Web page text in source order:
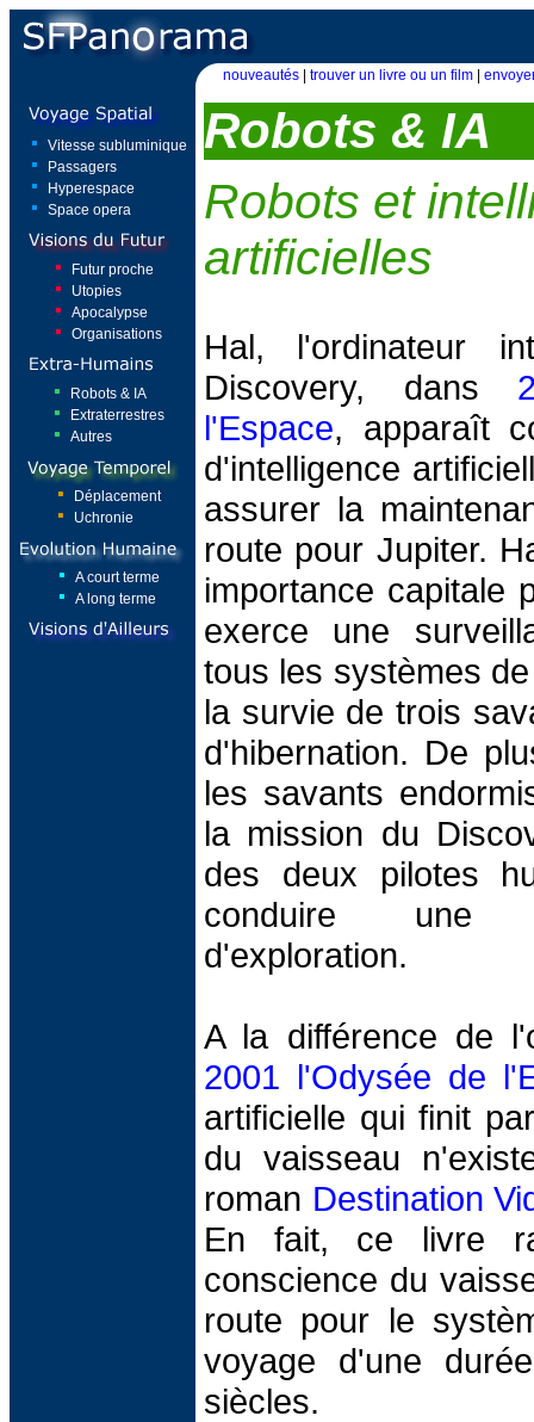
nouveautés trouver un livre ou un film
Vitesse subluminique
Passagers
Hyperespace
Space opera
Futur proche
Utopies
Apocalypse
Organisations
Robots & IA
Extraterrestres
Autres
Déplacement
Uchronie
A court terme
A long terme
Robots & IA
Robots et
artificielles
Hal, l'ordinateur
Discovery, dans
l'Espace, apparaît
d'intelligence
assurer la
route pour Jupiter.
importance capitale
exerce une
tous les systèmes
la survie de trois
d'hibernation. De
les savants
la mission du
des deux pilotes
conduire une
d'exploration.
A la différence de
2001 l'Odysée de
artificielle qui finit
du vaisseau
roman Destination
En fait, ce livre
conscience du
route pour le
voyage d'une
siècles.